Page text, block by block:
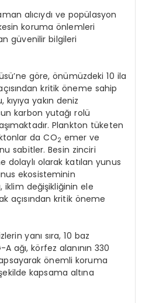
alıcıydı ve popülasyon
koruma önlemleri
güvenilir bilgileri
göre, önümüzdeki 10 ila
kritik öneme sahip
yakın deniz
karbon yutağı rolü
Plankton tüketen
da CO2 emer ve
sabitler. Besin zinciri
dolaylı olarak katılan yunus
ekosisteminin
iklim değişikliğinin ele
açısından kritik öneme
yanı sıra, 10 baz
ağı, körfez alanının 330
önemli koruma
kapsama altına